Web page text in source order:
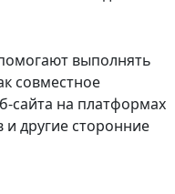
выполнять
совместное
сайта на платформах
и другие сторонние